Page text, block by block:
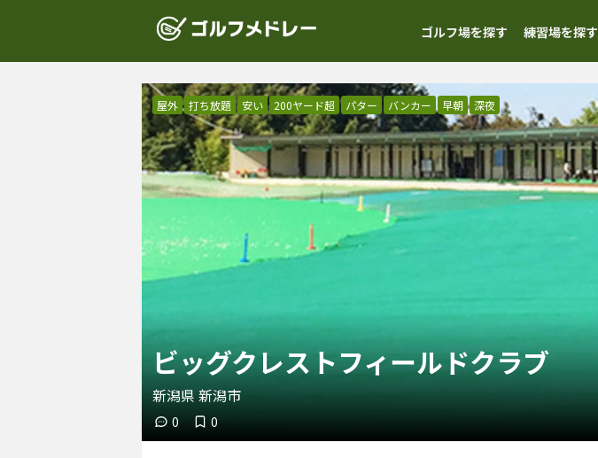
ゴルフ場を探す 練習場を探す
屋外 打ち放題 安い 200ヤード超 パター バンカー 早朝 深夜
ビッグクレストフィールドクラブ
新潟県 新潟市
0 0